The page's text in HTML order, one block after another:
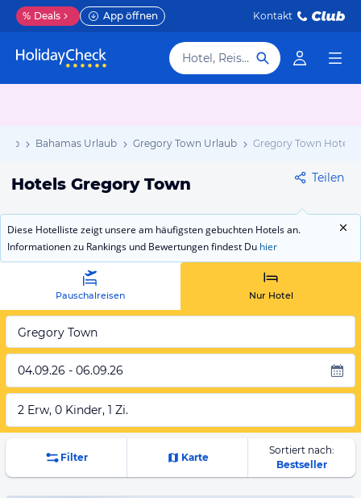
% Deals App öffnen Kontakt
Hotel, Reiseziel
Bahamas Urlaub Gregory Town Urlaub Gregory Town Hotels
Hotels Gregory Town Teilen
Diese Hotelliste zeigt unsere am häufigsten gebuchten Hotels an.
Informationen zu Rankings und Bewertungen findest Du hier
Pauschalreisen Nur Hotel
Gregory Town
04.09.26 - 06.09.26
2 Erw, 0 Kinder, 1 Zi.
Filter Karte
Sortiert nach:
Bestseller